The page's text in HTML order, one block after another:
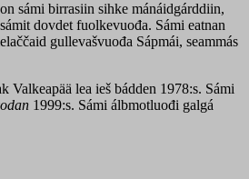
sámi birrasiin sihke mánáidgárddiin,
dovdet fuolkevuođa. Sámi eatnan
gullevašvuođa Sápmái, seammás
lea ieš bádden 1978:s. Sámi
1999:s. Sámi álbmotluođi galgá